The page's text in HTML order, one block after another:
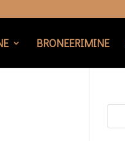
BRONEERIMINE